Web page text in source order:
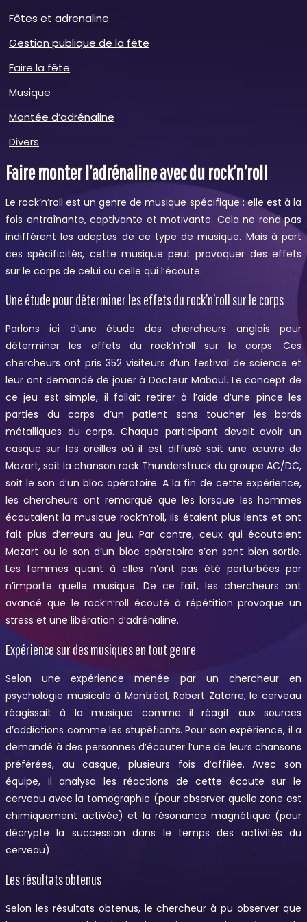
Fêtes et adrenaline
Gestion publique de la fête
Faire la fête
Musique
Montée d’adrénaline
Divers
Faire monter l’adrénaline avec du rock’n’roll
Le rock’n’roll est un genre de musique spécifique : elle est à la
fois entraînante, captivante et motivante. Cela ne rend pas
indifférent les adeptes de ce type de musique. Mais à part
ces spécificités, cette musique peut provoquer des effets
sur le corps de celui ou celle qui l’écoute.
Une étude pour déterminer les effets du rock’n’roll sur le corps
Parlons ici d’une étude des chercheurs anglais pour
déterminer les effets du rock’n’roll sur le corps. Ces
chercheurs ont pris 352 visiteurs d’un festival de science et
leur ont demandé de jouer à Docteur Maboul. Le concept de
ce jeu est simple, il fallait retirer à l’aide d’une pince les
parties du corps d’un patient sans toucher les bords
métalliques du corps. Chaque participant devait avoir un
casque sur les oreilles où il est diffusé soit une œuvre de
Mozart, soit la chanson rock Thunderstruck du groupe AC/DC,
soit le son d’un bloc opératoire. A la fin de cette expérience,
les chercheurs ont remarqué que les lorsque les hommes
écoutaient la musique rock’n’roll, ils étaient plus lents et ont
fait plus d’erreurs au jeu. Par contre, ceux qui écoutaient
Mozart ou le son d’un bloc opératoire s’en sont bien sortie.
Les femmes quant à elles n’ont pas été perturbées par
n’importe quelle musique. De ce fait, les chercheurs ont
avancé que le rock’n’roll écouté à répétition provoque un
stress et une libération d’adrénaline.
Expérience sur des musiques en tout genre
Selon une expérience menée par un chercheur en
psychologie musicale à Montréal, Robert Zatorre, le cerveau
réagissait à la musique comme il réagit aux sources
d’addictions comme les stupéfiants. Pour son expérience, il a
demandé à des personnes d’écouter l’une de leurs chansons
préférées, au casque, plusieurs fois d’affilée. Avec son
équipe, il analysa les réactions de cette écoute sur le
cerveau avec la tomographie (pour observer quelle zone est
chimiquement activée) et la résonance magnétique (pour
décrypte la succession dans le temps des activités du
cerveau).
Les résultats obtenus
Selon les résultats obtenus, le chercheur à pu observer que